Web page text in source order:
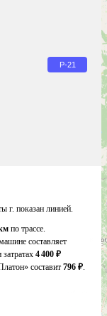
Р-21
г. показан линией.
по трассе.
составляет
затратах 4 400 ₽
составит 796 ₽.